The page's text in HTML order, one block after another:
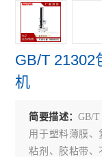
GB/T 21302
机
简要描述：GB/
用于塑料薄膜、
粘剂、胶粘带、